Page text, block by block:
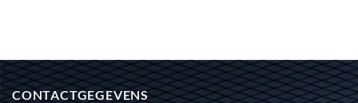
CONTACTGEGEVENS